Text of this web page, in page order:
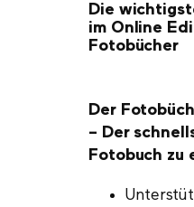
Die
im Online
Fotobücher
Der
– Der
Fotobuch zu